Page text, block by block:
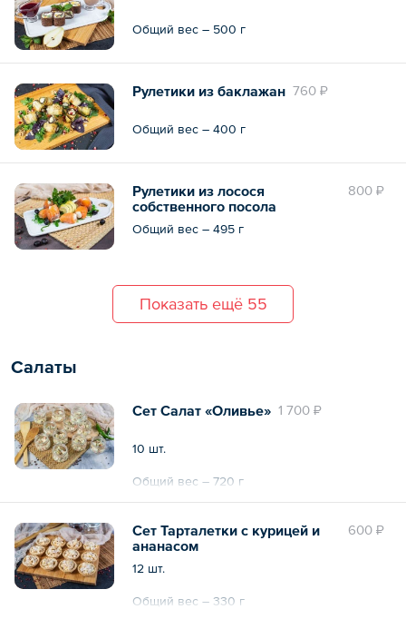
Общий вес – 500 г
760 ₽
Рулетики из баклажан
Общий вес – 400 г
800 ₽
Рулетики из лосося
собственного посола
Общий вес – 495 г
Показать ещё 55
Салаты
1 700 ₽
Сет Салат «Оливье»
10 шт.
Общий вес – 720 г
600 ₽
Сет Тарталетки с курицей и
ананасом
12 шт.
Общий вес – 330 г